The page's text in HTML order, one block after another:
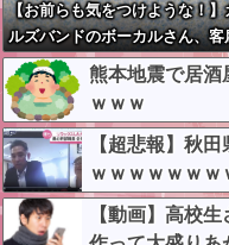
【お前らも気をつけような！】
ルズバンドのボーカルさん、客
イブした結果『こう』なってし
お気持ち表明してしまう…
熊本地震で居酒
ｗｗｗ
【超悲報】秋
ｗｗｗｗｗｗｗ
【動画】高校